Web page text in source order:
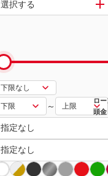
選択する
～
ロ
頭金